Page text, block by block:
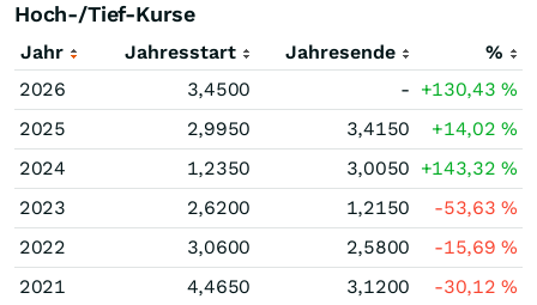
Hoch-/Tief-Kurse
Jahr Jahresstart Jahresende
%
2026
3,4500 - +130,43%
2025
2,9950 3,4150 +14,02%
2024
1,2350 3,0050 +143,32%
2023
2,6200 1,2150 -53,63%
2022
3,0600 2,5800 -15,69%
2021
4,4650 3,1200 -30,12%